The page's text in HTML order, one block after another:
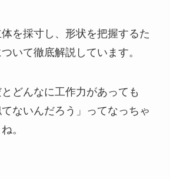
を採寸し、形状を把握するた
いて徹底解説しています。
どんなに工作力があっても
てないんだろう」ってなっちゃ
。